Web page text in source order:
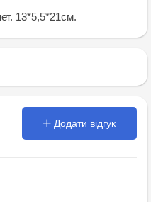
13*5,5*21см.
Додати відгук